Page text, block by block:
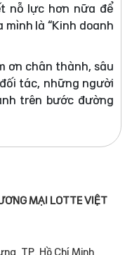
nỗ lực hơn nữa để
là “Kinh doanh
ơn chân thành, sâu
tác, những người
trên bước đường
MẠI LOTTE VIỆT
TP. Hồ Chí Minh